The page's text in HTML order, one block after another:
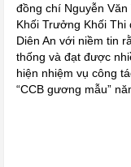
đồng chí Nguyễn
Khối Trưởng Khối Thi
Diên An với niềm tin
thống và đạt được
hiện nhiệm vụ công
“CCB gương mẫu”